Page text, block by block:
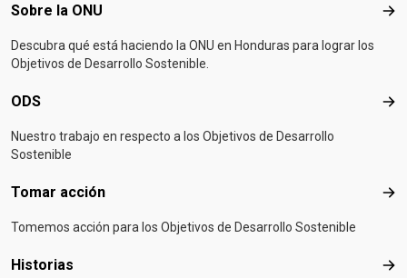
Footer menu
Sobre la ONU
Descubra qué está haciendo la ONU en Honduras para lograr los
Objetivos de Desarrollo Sostenible.
ODS
Nuestro trabajo en respecto a los Objetivos de Desarrollo
Sostenible
Tomar acción
Tomemos acción para los Objetivos de Desarrollo Sostenible
Historias